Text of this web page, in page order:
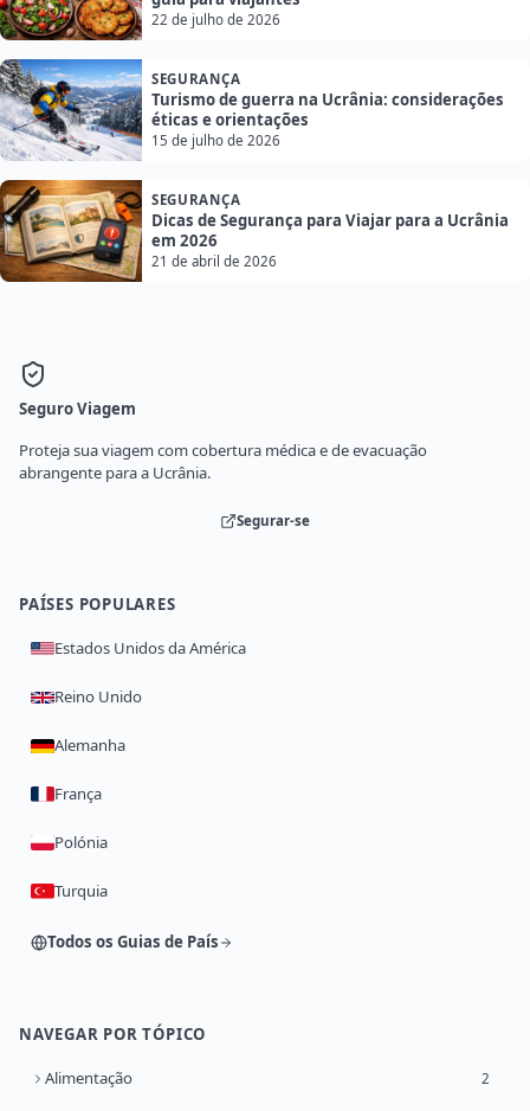
22 de julho de 2026
SEGURANÇA
Turismo de guerra na Ucrânia: considerações
éticas e orientações
15 de julho de 2026
SEGURANÇA
Dicas de Segurança para Viajar para a Ucrânia
em 2026
21 de abril de 2026
Seguro Viagem
Proteja sua viagem com cobertura médica e de evacuação
abrangente para a Ucrânia.
Segurar-se
PAÍSES POPULARES
Estados Unidos da América
Reino Unido
Alemanha
França
Polónia
Turquia
Todos os Guias de País
NAVEGAR POR TÓPICO
Alimentação 2